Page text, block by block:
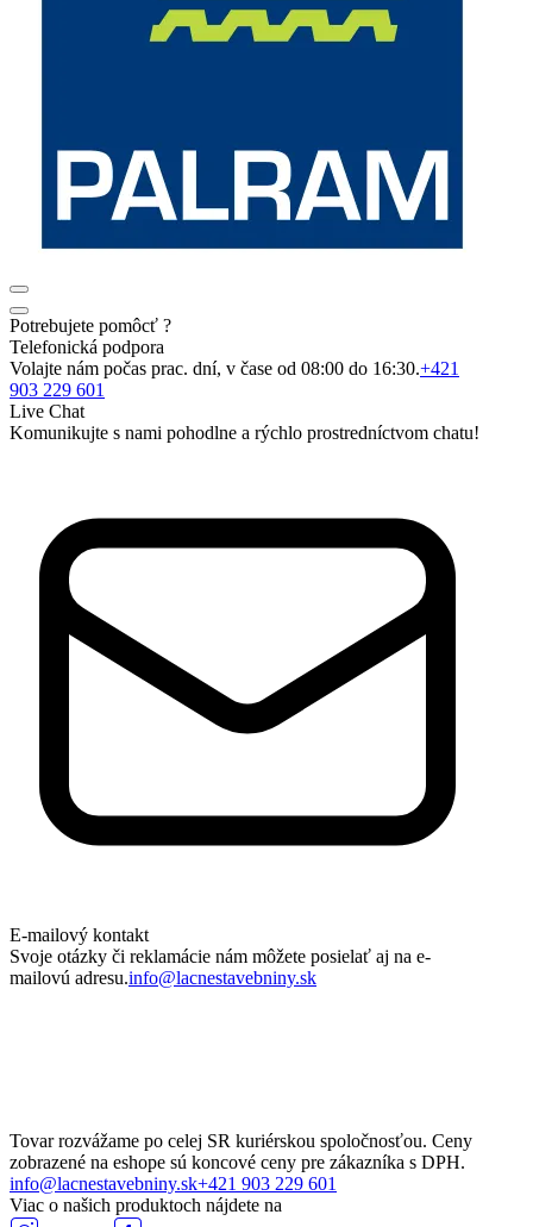
Potrebujete pomôcť ?
Telefonická podpora
Volajte nám počas prac. dní, v čase od 08:00 do 16:30.+421
903 229 601
Live Chat
Komunikujte s nami pohodlne a rýchlo prostredníctvom chatu!
E-mailový kontakt
Svoje otázky či reklamácie nám môžete posielať aj na e-
mailovú adresu.info@lacnestavebniny.sk
Tovar rozvážame po celej SR kuriérskou spoločnosťou. Ceny
zobrazené na eshope sú koncové ceny pre zákazníka s DPH.
info@lacnestavebniny.sk+421 903 229 601
Viac o našich produktoch nájdete na